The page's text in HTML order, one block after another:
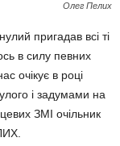
Олег Пелих
пригадав всі ті
в силу певних
очікує в році
і задумами на
ЗМІ очільник